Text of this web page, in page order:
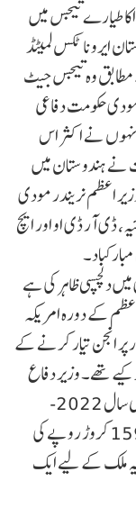
طیارے تیجس میں
ایروناٹکس لمیٹڈ
مطابق وہ تیجس جیٹ
حکومت دفاعی
نے اکثر اس
نے ہندوستان میں
اعظم نریندر مودی
ڈی آر ڈی او اور ایچ
دلچسپی ظاہر کی ہے
کے دورہ امریکہ
انجن تیار کرنے کے
تھے۔ وزیر دفاع
راج ناتھ سنگھ نے اس سال اپریل میں کہا تھا کہ مالی سال 2022-
2023 میں ہندوستان کی دفاعی برآمدات 15920 کروڑ روپے کی
یہ ملک کے لیے ایک